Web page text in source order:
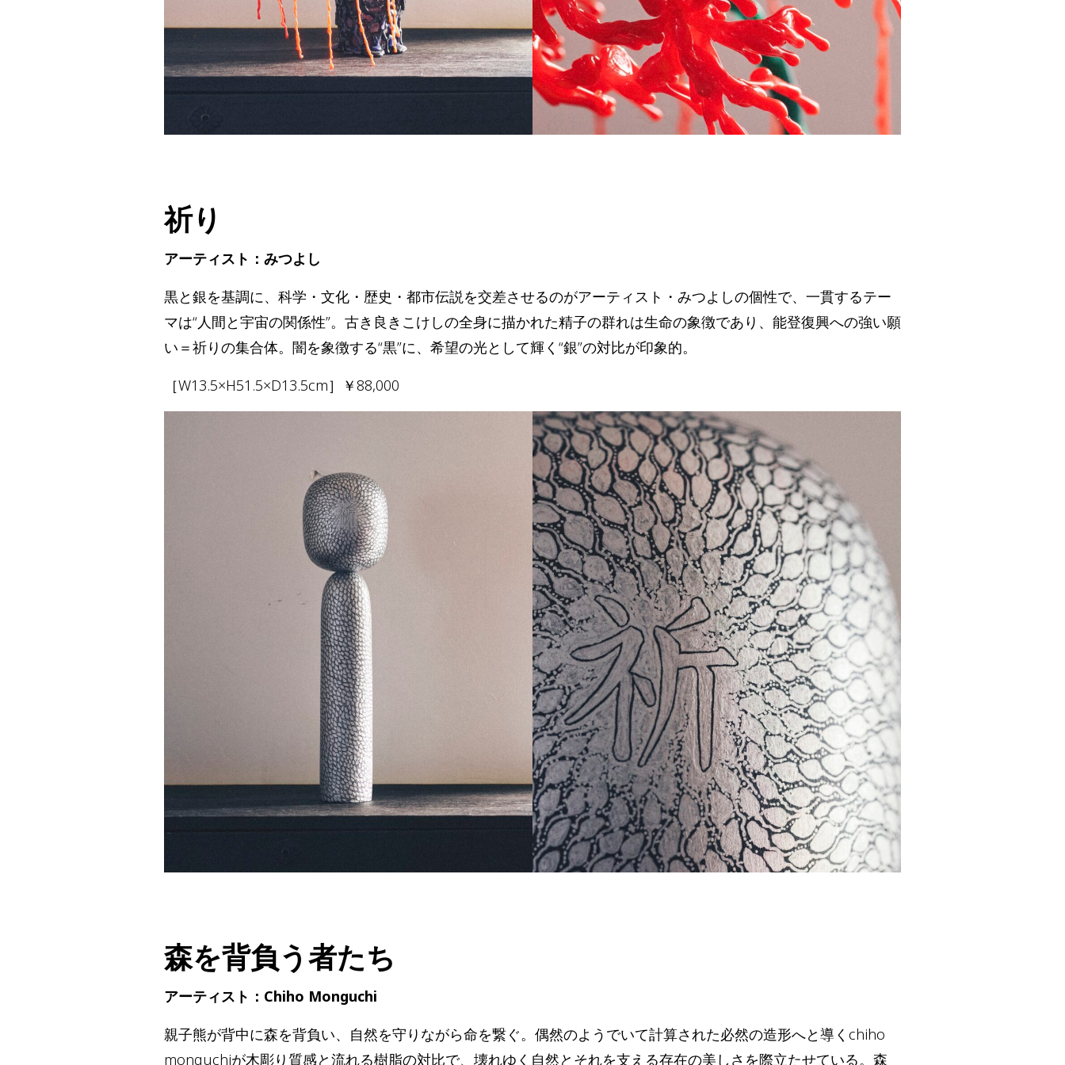
祈り
アーティスト：みつよし
黒と銀を基調に、科学・文化・歴史・都市伝説を交差させるのがアーティスト・みつよしの個性で、一貫するテー
マは“人間と宇宙の関係性”。古き良きこけしの全身に描かれた精子の群れは生命の象徴であり、能登復興への強い願
い＝祈りの集合体。闇を象徴する“黒”に、希望の光として輝く“銀”の対比が印象的。
［W13.5×H51.5×D13.5cm］￥88,000
森を背負う者たち
アーティスト：Chiho Monguchi
親子熊が背中に森を背負い、自然を守りながら命を繋ぐ。偶然のようでいて計算された必然の造形へと導くchiho
monguchiが木彫り質感と流れる樹脂の対比で、壊れゆく自然とそれを支える存在の美しさを際立たせている。森